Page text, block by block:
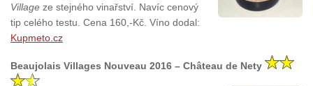
Village ze stejného vinařství. Navíc cenový
tip celého testu. Cena 160,-Kč. Víno dodal:
Kupmeto.cz
Beaujolais Villages Nouveau 2016 – Château de Nety